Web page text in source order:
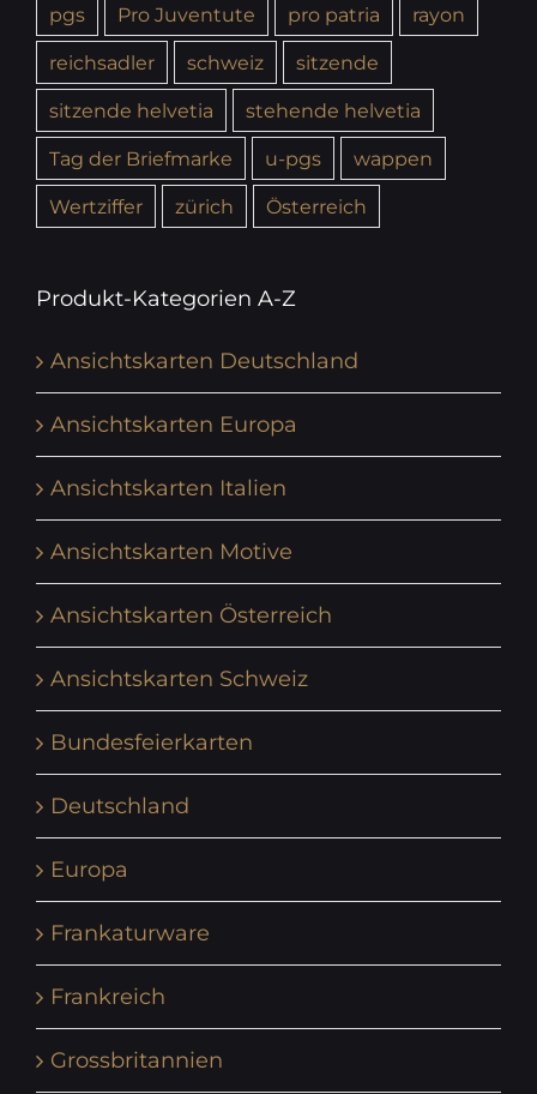
pgs
Pro Juventute pro patria
rayon
reichsadler
schweiz
sitzende
sitzende helvetia
stehende helvetia
Tag der Briefmarke
u-pgs
wappen
Wertziffer
zürich Österreich
Produkt-Kategorien A-Z
Ansichtskarten Deutschland
Ansichtskarten Europa
Ansichtskarten Italien
Ansichtskarten Motive
Ansichtskarten Österreich
Ansichtskarten Schweiz
Bundesfeierkarten
Deutschland
Europa
Frankaturware
Frankreich
Grossbritannien